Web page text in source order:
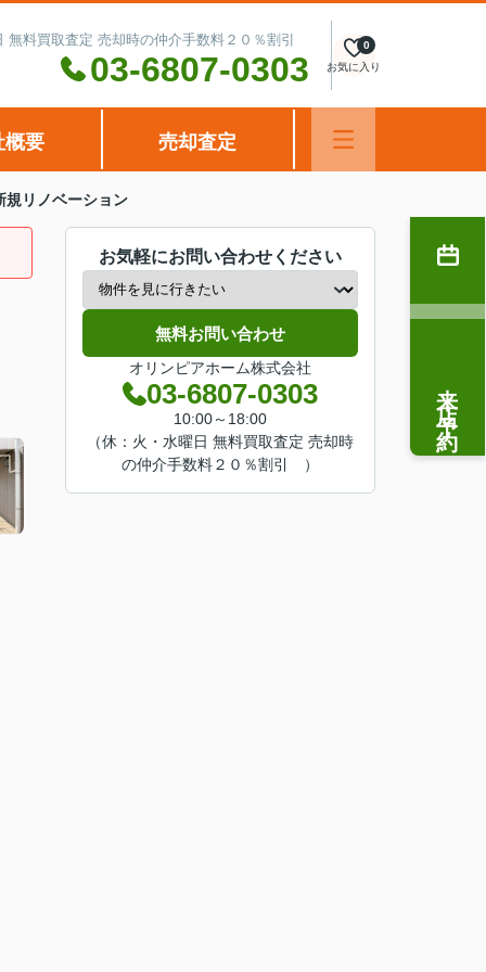
料買取査定 売却時の仲介手数料２０％割引
03-6807-0303 お気に入り
0
概要 売却査定
リノベーション
お気軽にお問い合わせください
無料お問い合わせ
オリンピアホーム株式会社
03-6807-0303
10:00～18:00
（休：火・水曜日 無料買取査定 売却時
の仲介手数料２０％割引 ）
来店予約